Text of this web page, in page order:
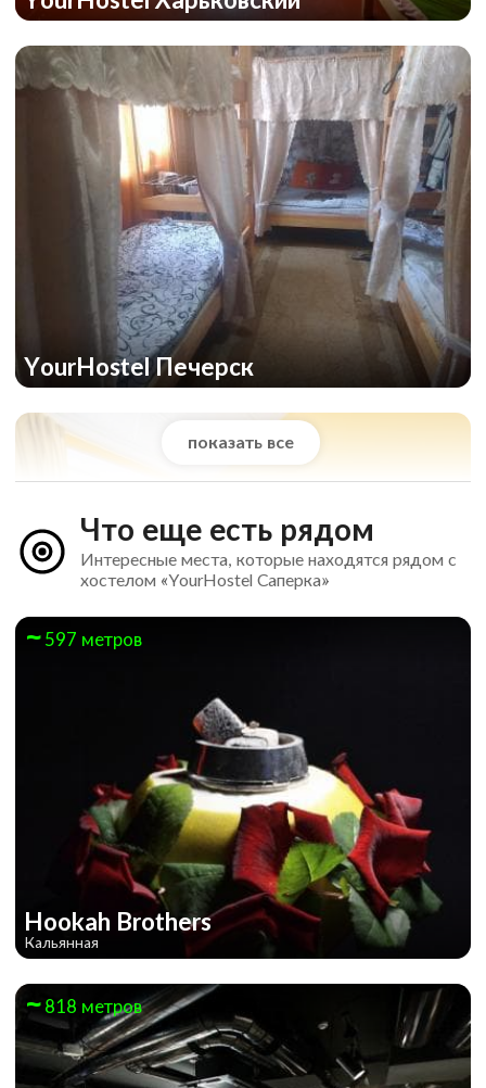
YourHostel Печерск
показать все
YourHostel Святошин
Что еще есть рядом
Интересные места, которые находятся рядом с
хостелом «YourHostel Саперка»
597 метров
Hookah Brothers
Кальянная
818 метров